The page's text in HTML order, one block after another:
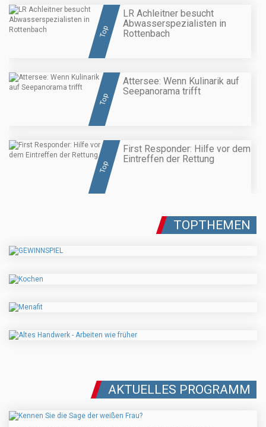
Top
LR Achleitner besucht
Abwasserspezialisten in
Rottenbach
Top
Attersee: Wenn Kulinarik auf
Seepanorama trifft
Top
First Responder: Hilfe vor dem
Eintreffen der Rettung
TOPTHEMEN
AKTUELLES PROGRAMM